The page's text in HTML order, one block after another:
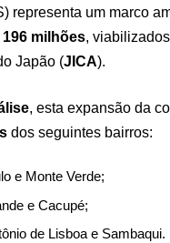
representa um marco
196 milhões,
Japão (JICA).
, esta expansão da
dos seguintes bairros:
e Monte Verde;
e Cacupé;
de Lisboa e Sambaqui.